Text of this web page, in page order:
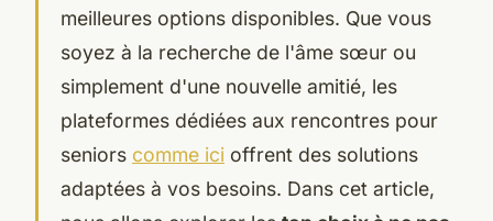
meilleures options disponibles. Que vous
soyez à la recherche de l'âme sœur ou
simplement d'une nouvelle amitié, les
plateformes dédiées aux rencontres pour
seniors comme ici offrent des solutions
adaptées à vos besoins. Dans cet article,